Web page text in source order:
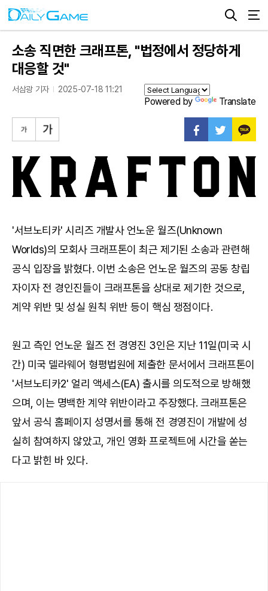
소송 직면한 크래프톤, "법정에서 정당하게
대응할 것"
서삼광 기자 2025-07-18 11:21
Powered by Translate
'서브노티카' 시리즈 개발사 언노운 월즈(Unknown
Worlds)의 모회사 크래프톤이 최근 제기된 소송과 관련해
공식 입장을 밝혔다. 이번 소송은 언노운 월즈의 공동 창립
자이자 전 경인진들이 크래프톤을 상대로 제기한 것으로,
계약 위반 및 성실 원칙 위반 등이 핵심 쟁점이다.
원고 측인 언노운 월즈 전 경영진 3인은 지난 11일(미국 시
간) 미국 델라웨어 형평법원에 제출한 문서에서 크래프톤이
'서브노티카2' 얼리 액세스(EA) 출시를 의도적으로 방해했
으며, 이는 명백한 계약 위반이라고 주장했다. 크래프톤은
앞서 공식 홈페이지 성명서를 통해 전 경영진이 개발에 성
실히 참여하지 않았고, 개인 영화 프로젝트에 시간을 쏟는
다고 밝힌 바 있다.